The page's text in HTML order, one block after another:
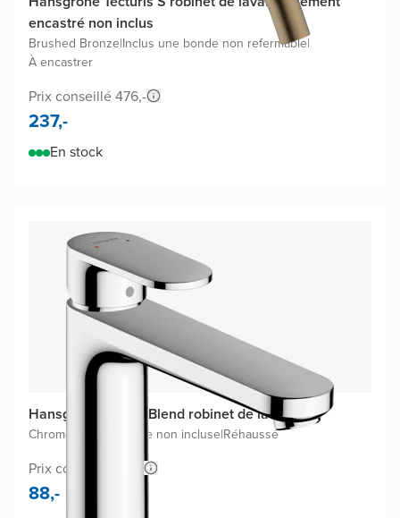
encastré non inclus
Brushed Bronze|Inclus une bonde non refermable|
À encastrer
Prix conseillé 476,-
237,-
En stock
Hansgrohe Vernis Blend robinet de lavabo
Chrome Brillant Bonde non incluse|Réhaussé
Prix conseillé 152,-
88,-